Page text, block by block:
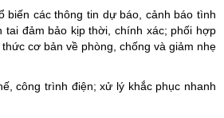
biến các thông tin dự báo, cảnh báo tình
đảm bảo kịp thời, chính xác; phối hợp
cơ bản về phòng, chống và giảm nhẹ
công trình điện; xử lý khắc phục nhanh